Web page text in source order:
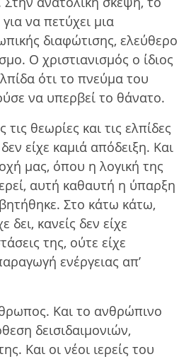
να πετύχει µια
διαφώτισης, ελεύθερο
Ο χριστιανισµός ο ίδιος
ότι το πνεύµα του
να υπερβεί το θάνατο.
θεωρίες και τις ελπίδες
είχε καµιά απόδειξη. Και
µας, όπου η λογική της
αυτή καθαυτή η ύπαρξη
Στο κάτω κάτω,
δει, κανείς δεν είχε
της, ούτε είχε
ενέργειας απ’
Και το ανθρώπινο
δεισιδαιµονιών,
Και οι νέοι ιερείς του